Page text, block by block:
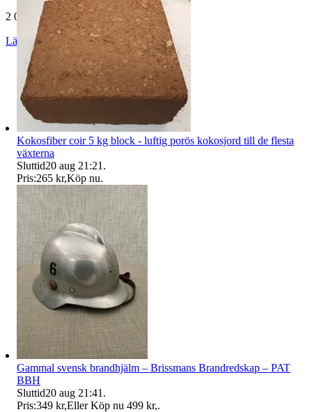
2 057 omdömen
Läs omdömen Följ
Kokosfiber coir 5 kg block - luftig porös kokosjord till de flesta
växterna
Sluttid20 aug 21:21 .
Pris:265 kr,Köp nu.
Gammal svensk brandhjälm – Brissmans Brandredskap – PAT
BBH
Sluttid20 aug 21:41 .
Pris:349 kr,Eller Köp nu 499 kr,.